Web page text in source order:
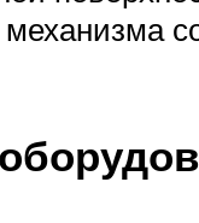
механизма